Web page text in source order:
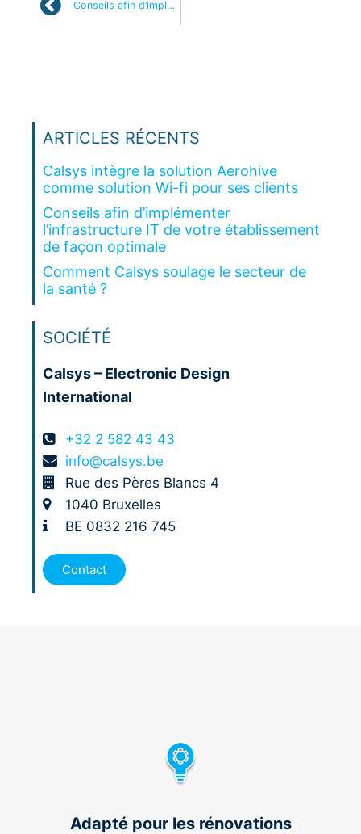
Conseils afin d’implémenter l’infrastructure IT de votre établissement de façon optimale
ARTICLES RÉCENTS
Calsys intègre la solution Aerohive
comme solution Wi-fi pour ses clients
Conseils afin d’implémenter
l’infrastructure IT de votre établissement
de façon optimale
Comment Calsys soulage le secteur de
la santé ?
SOCIÉTÉ
Calsys – Electronic Design
International
+32 2 582 43 43
info@calsys.be
Rue des Pères Blancs 4
1040 Bruxelles
BE 0832 216 745
Contact
Adapté pour les rénovations